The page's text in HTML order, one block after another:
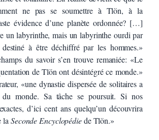
ne pas se soumettre à Tlön, à la
évidence d’une planète ordonnée? […]
un labyrinthe, mais un labyrinthe ourdi par
à être déchiffré par les hommes.»
du savoir s’en trouve remaniée: «Le
de Tlön ont désintégré ce monde.»
«une dynastie dispersée de solitaires a
monde. Sa tâche se poursuit. Si nos
d’ici cent ans quelqu’un découvrira
laSeconde Encyclopédiede Tlön.»